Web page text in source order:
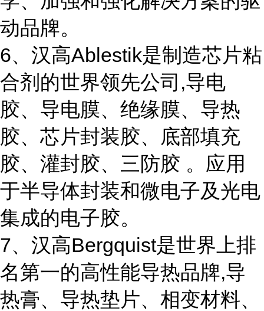
动品牌。
6、汉高Ablestik是制造芯片粘
合剂的世界领先公司,导电
胶、导电膜、绝缘膜、导热
胶、芯片封装胶、底部填充
胶、灌封胶、三防胶 。应用
于半导体封装和微电子及光电
集成的电子胶。
7、汉高Bergquist是世界上排
名第一的高性能导热品牌,导
热膏、导热垫片、相变材料、